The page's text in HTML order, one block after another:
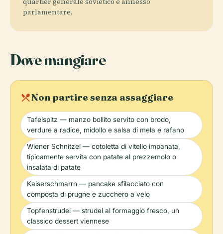
parlamentare.
Dove mangiare
local_diningNon partire senza assaggiare
Tafelspitz — manzo bollito servito con brodo,
verdure a radice, midollo e salsa di mela e rafano
Wiener Schnitzel — cotoletta di vitello impanata,
tipicamente servita con patate al prezzemolo o
insalata di patate
Kaiserschmarrn — pancake sfilacciato con
composta di prugne e zucchero a velo
Topfenstrudel — strudel al formaggio fresco, un
classico dessert viennese